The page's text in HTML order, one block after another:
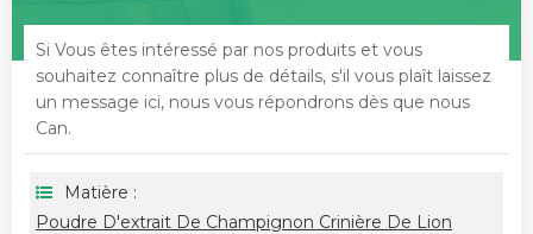
Si Vous êtes intéressé par nos produits et vous
souhaitez connaître plus de détails, s'il vous plaît laissez
un message ici, nous vous répondrons dès que nous
Can.
Matière :
Poudre D'extrait De Champignon Crinière De Lion